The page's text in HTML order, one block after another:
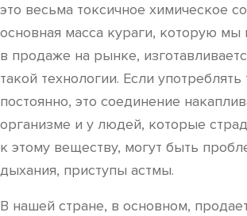
это весьма токсичное химическое
основная масса кураги, которую
в продаже на рынке,
такой технологии. Если
постоянно, это соединение
организме и у людей, которые
к этому веществу, могут быть
дыхания, приступы астмы.
В нашей стране, в основном,